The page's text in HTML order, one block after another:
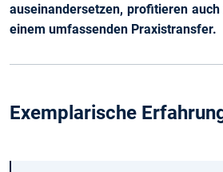
auseinandersetzen, profitieren
einem umfassenden Praxistransfer.
Exemplarische